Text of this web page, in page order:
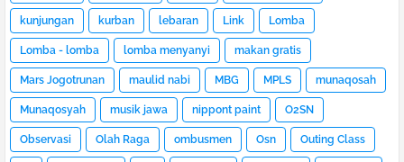
kunjungan kurban lebaran Link Lomba
Lomba - lomba lomba menyanyi makan gratis
Mars Jogotrunan maulid nabi MBG MPLS munaqosah
Munaqosyah musik jawa nippont paint O2SN
Observasi Olah Raga ombusmen Osn Outing Class